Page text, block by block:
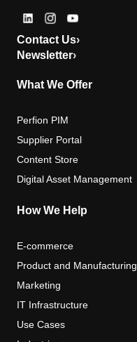
Contact Us›
Newsletter›
What We Offer
Perfion PIM
Supplier Portal
Content Store
Digital Asset Management
How We Help
E-commerce
Product and Manufacturing
Marketing
IT Infrastructure
Use Cases